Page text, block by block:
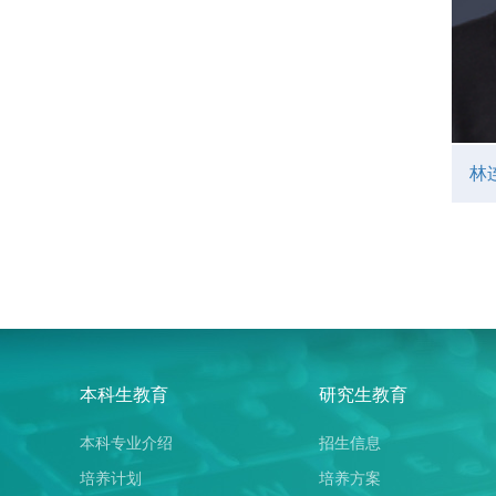
林
本科生教育
本科专业介绍
培养计划
研究生教育
招生信息
培养方案